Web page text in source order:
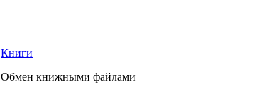
Книги
Обмен книжными файлами